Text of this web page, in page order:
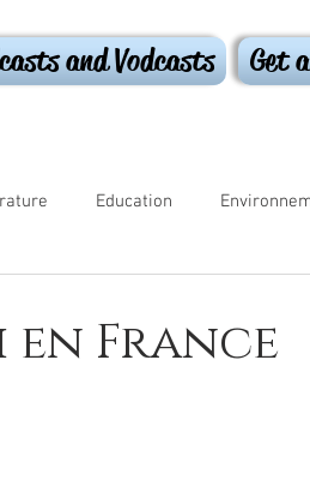
and Vodcasts Get
Education
en France